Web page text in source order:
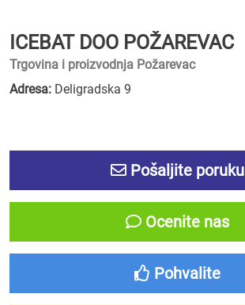
ICEBAT DOO POŽAREVAC
Trgovina i proizvodnja Požarevac
Adresa: Deligradska 9
Pošaljite poruku
Ocenite nas
Pohvalite